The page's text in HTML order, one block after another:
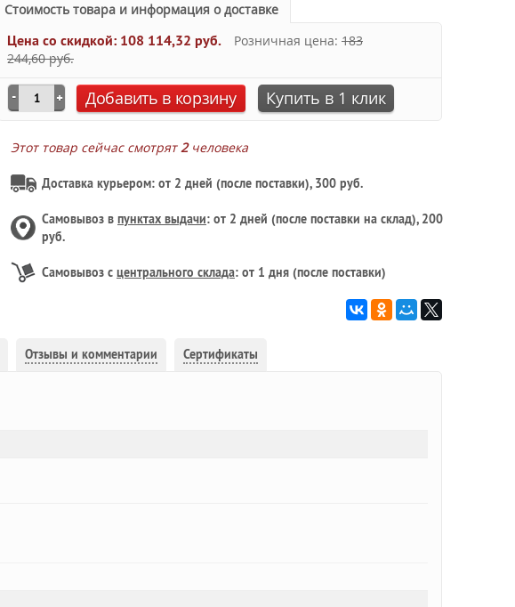
Стоимость товара и информация о доставке
Цена со скидкой: 108 114,32 руб. Розничная цена: 183
244,60 руб.
Добавить в корзину Купить в 1 клик
Этот товар сейчас смотрят2человека
Доставка курьером: от 2 дней (после поставки), 300 руб.
Самовывоз в пунктах выдачи: от 2 дней (после поставки на склад), 200
руб.
Самовывоз с центрального склада: от 1 дня (после поставки)
Отзывы и комментарии Сертификаты